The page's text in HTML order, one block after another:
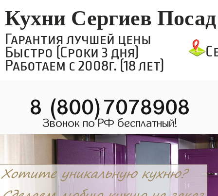
Кухни Сергиев Посад
Гарантия лучшей цены
Быстро (Сроки 3 дня)
Работаем с 2008г. (18 лет)
8 (800)7078908
Звонок по РФ бесплатный!